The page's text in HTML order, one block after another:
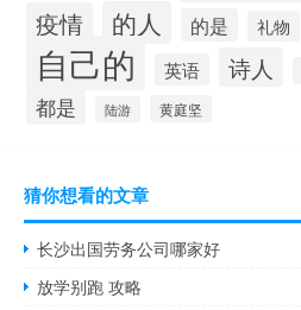
疫情 的人 的是 礼物
自己的 英语 诗人
都是 陆游 黄庭坚
猜你想看的文章
长沙出国劳务公司哪家好
放学别跑 攻略